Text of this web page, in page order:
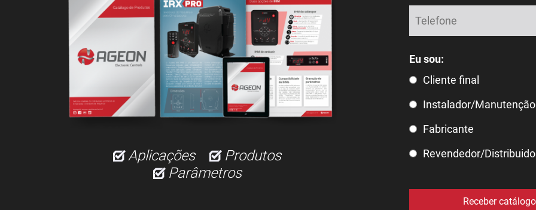
Aplicações
Produtos
Parâmetros
Eu sou:
Cliente final
Instalador/Manutenção
Fabricante
Revendedor/